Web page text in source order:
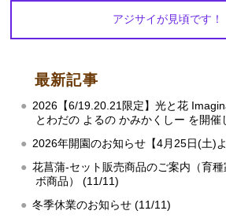
アジサイが見頃です！
最新記事
2026【6/19.20.21限定】光と花
とわだの よるの かみかくしー を開催
2026年開園のお知らせ【4月25日(土)
花菖蒲‐セット販売商品のご案内（育
ボ商品） (11/11)
冬季休業のお知らせ (11/11)